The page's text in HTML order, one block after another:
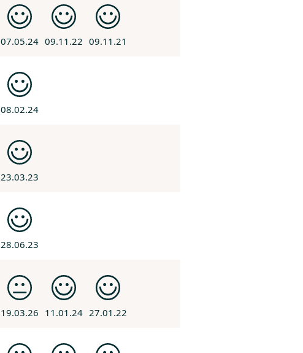
07.05.24 09.11.22 09.11.21
08.02.24
23.03.23
28.06.23
19.03.26 11.01.24 27.01.22